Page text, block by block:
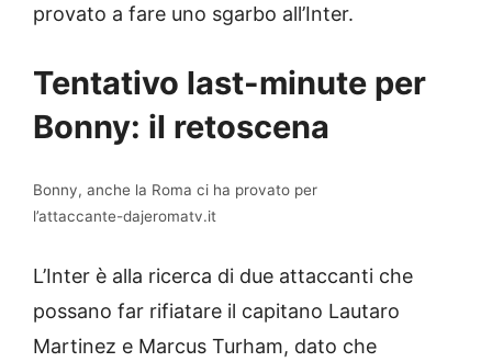
provato a fare uno sgarbo all’Inter.
Tentativo last-minute per
Bonny: il retoscena
Bonny, anche la Roma ci ha provato per
l’attaccante-dajeromatv.it
L’Inter è alla ricerca di due attaccanti che
possano far rifiatare il capitano Lautaro
Martinez e Marcus Turham, dato che